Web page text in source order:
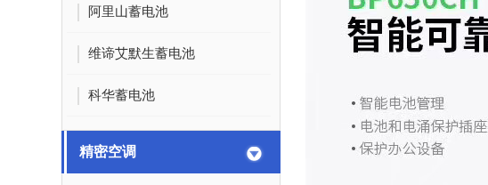
阿里山蓄电池
维谛艾默生蓄电池
科华蓄电池
精密空调